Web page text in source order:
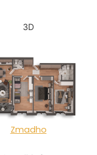
3D
Zmadho